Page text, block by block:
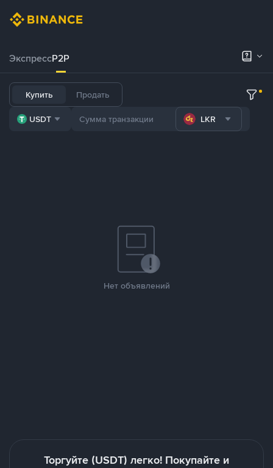
ЭкспрессP2P
Купить Продать
USDT LKR
Нет объявлений
Торгуйте (USDT) легко! Покупайте и